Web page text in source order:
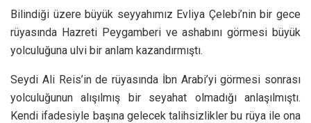
Bilindiği üzere büyük seyyahımız Evliya Çelebi’nin bir gece
rüyasında Hazreti Peygamberi ve ashabını görmesi büyük
yolculuğuna ulvi bir anlam kazandırmıştı.
Seydi Ali Reis’in de rüyasında İbn Arabi’yi görmesi sonrası
yolculuğunun alışılmış bir seyahat olmadığı anlaşılmıştı.
Kendi ifadesiyle başına gelecek talihsizlikler bu rüya ile ona